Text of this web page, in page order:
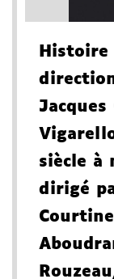
Histoire
siècle à
dirigé
Courtine